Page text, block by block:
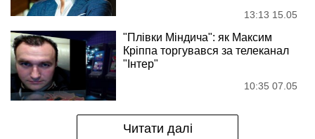
13:13 15.05
"Плівки Міндича": як Максим
Кріппа торгувався за телеканал
"Інтер"
10:35 07.05
Читати далі